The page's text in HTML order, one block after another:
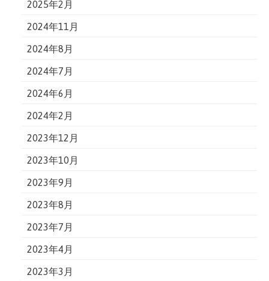
2025年2月
2024年11月
2024年8月
2024年7月
2024年6月
2024年2月
2023年12月
2023年10月
2023年9月
2023年8月
2023年7月
2023年4月
2023年3月